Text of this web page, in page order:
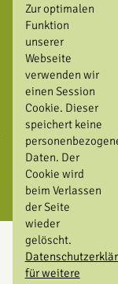
Zur optimalen
Funktion
unserer
Webseite
verwenden wir
einen Session
Cookie. Dieser
speichert keine
Daten. Der
Cookie wird
beim Verlassen
der Seite
wieder
gelöscht.
für weitere